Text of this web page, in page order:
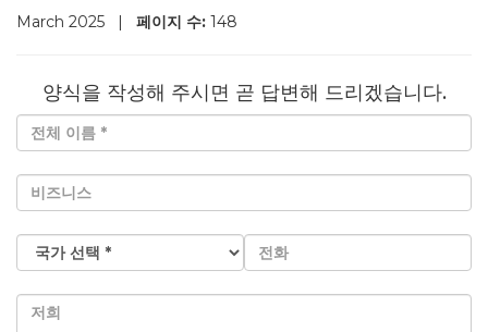
March 2025 | 페이지 수: 148
양식을 작성해 주시면 곧 답변해 드리겠습니다.